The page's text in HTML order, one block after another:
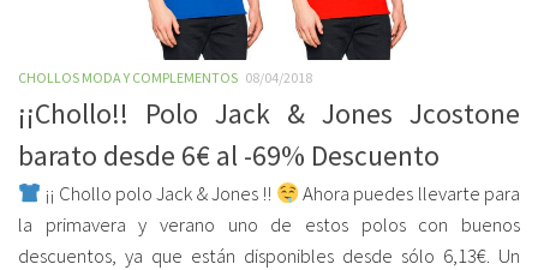
CHOLLOS MODA Y COMPLEMENTOS 08/04/2018
¡¡Chollo!! Polo Jack & Jones Jcostone
barato desde 6€ al -69% Descuento
¡¡ Chollo polo Jack & Jones !!
Ahora puedes llevarte para
la primavera y verano uno de estos polos con buenos
descuentos, ya que están disponibles desde sólo 6,13€. Un